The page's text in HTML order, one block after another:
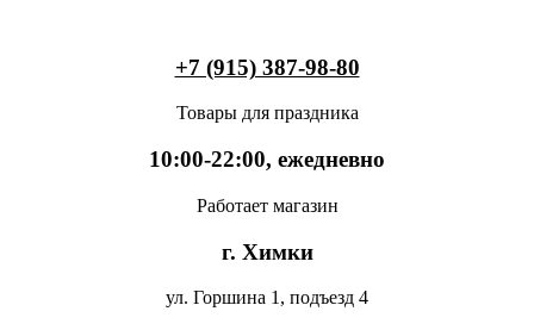
+7 (915) 387-98-80
Товары для праздника
10:00-22:00, ежедневно
Работает магазин
г. Химки
ул. Горшина 1, подъезд 4